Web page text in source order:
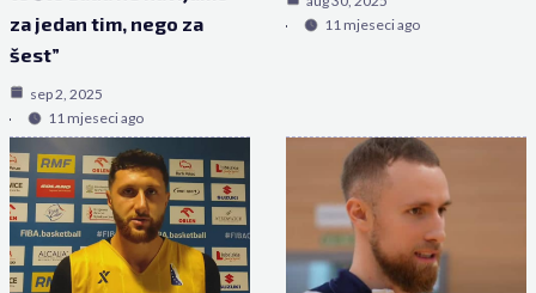
za jedan tim, nego za
šest”
sep 2, 2025
11 mjeseci ago
11 mjeseci ago